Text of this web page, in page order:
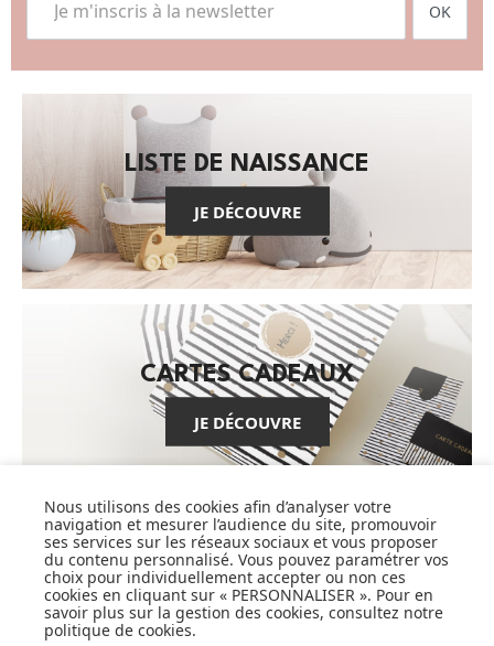
OK
LISTE DE NAISSANCE
JE DÉCOUVRE
CARTES CADEAUX
JE DÉCOUVRE
Pionnier du WEB, leader français de la distribution
sélective en puériculture depuis plus de 15 ans,
Made In Bébé est heureux d'accompagner chaque
jour parents, familles et enfants.
Avec sa boutique en ligne spécialisée dans la
Nous utilisons des cookies afin d’analyser votre
navigation et mesurer l’audience du site, promouvoir
ses services sur les réseaux sociaux et vous proposer
du contenu personnalisé. Vous pouvez paramétrer vos
choix pour individuellement accepter ou non ces
cookies en cliquant sur « PERSONNALISER ». Pour en
savoir plus sur la gestion des cookies, consultez notre
politique de cookies.